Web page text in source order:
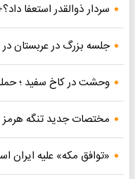
سردار ذوالقدر استعفا
جلسه بزرگ در عربستان در
وحشت در کاخ سفید ؛
مختصات جدید تنگه هرمز
«توافق مکه» علیه ایران